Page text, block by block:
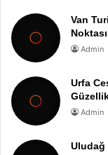
Van
Noktası
Admin
Urfa
Admin
Uludağ